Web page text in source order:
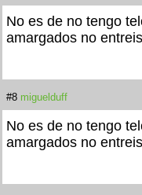
No es de no tengo
amargados no
#8 miguelduff
No es de no tengo
amargados no